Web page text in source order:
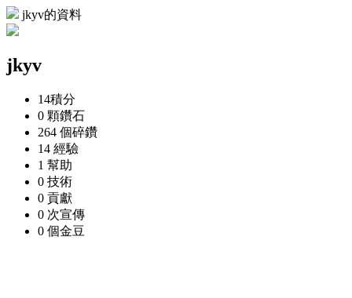
jkyv的資料
jkyv
14積分
0 顆鑽石
264 個碎鑽
14 經驗
1 幫助
0 技術
0 貢獻
0 次宣傳
0 個金豆